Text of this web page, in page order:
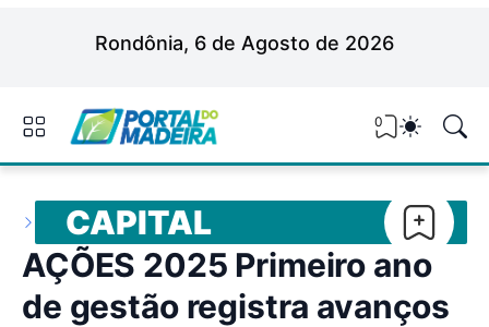
Rondônia, 6 de Agosto de 2026
0
CAPITAL
AÇÕES 2025 Primeiro ano
de gestão registra avanços